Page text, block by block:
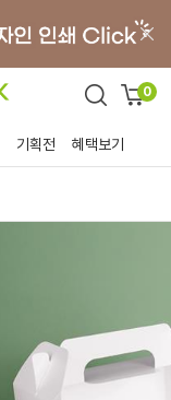
0
기획전 혜택보기